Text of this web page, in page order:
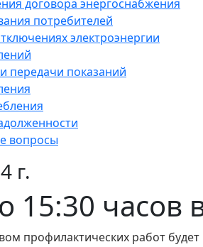
договора энергоснабжения
потребителей
электроэнергии
передачи показаний
вопросы
г.
15:30 часов
профилактических работ